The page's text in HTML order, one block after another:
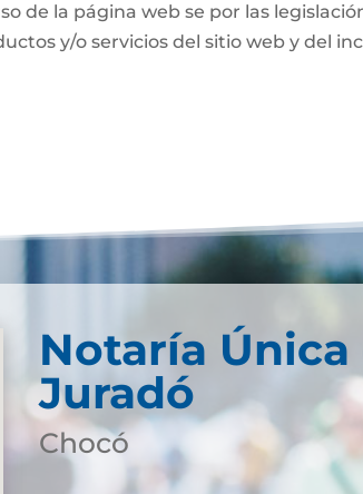
de la página web se por las
y/o servicios del sitio web y del
Notaría Única
Juradó
Chocó